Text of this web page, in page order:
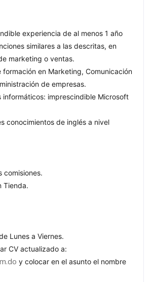
experiencia de al menos 1 año
similares a las descritas, en
marketing o ventas.
formación en Marketing, Comunicación
de empresas.
informáticos: imprescindible Microsoft
conocimientos de inglés a nivel
comisiones.
Tienda.
Lunes a Viernes.
CV actualizado a:
y colocar en el asunto el nombre